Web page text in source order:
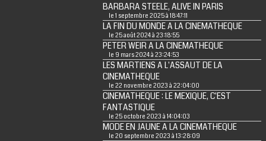
BARBARA STEELE, ALIVE IN PARIS
le 1 septembre 2025 à 18:47:11
LA FIN DU MONDE A LA CINEMATHEQUE
le 25 août 2024 à 23:18:55
PETER WEIR A LA CINEMATHEQUE
le 9 mars 2024 à 23:24:53
LES MARTIENS A L'ASSAUT DE LA
CINEMATHEQUE
le 22 novembre 2023 à 22:04:00
CINEMATHEQUE : LE MEXIQUE, C'EST
FANTASTIQUE
le 25 octobre 2023 à 14:04:03
MODE EN JAUNE A LA CINEMATHEQUE
le 20 septembre 2023 à 13:28:09